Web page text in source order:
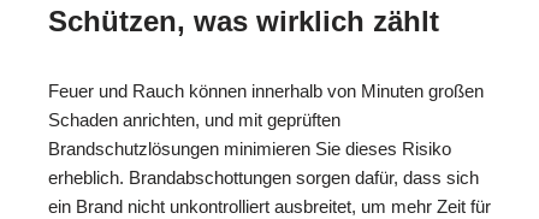
Schützen, was wirklich zählt
Feuer und Rauch können innerhalb von Minuten großen
Schaden anrichten, und mit geprüften
Brandschutzlösungen minimieren Sie dieses Risiko
erheblich. Brandabschottungen sorgen dafür, dass sich
ein Brand nicht unkontrolliert ausbreitet, um mehr Zeit für